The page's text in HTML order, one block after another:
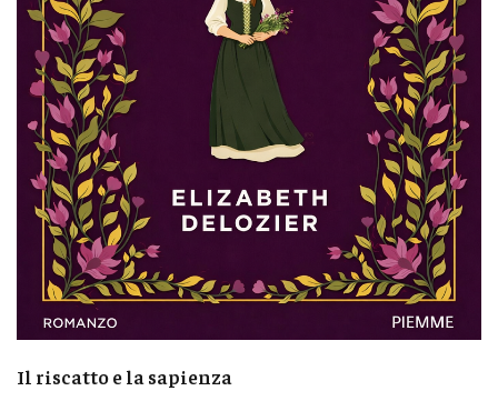
Il riscatto e la sapienza